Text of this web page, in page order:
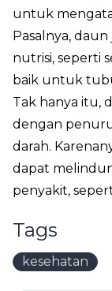
untuk
Pasalnya,
nutrisi, seperti
baik untuk
Tak hanya itu,
dengan
darah.
dapat
penyakit,
Tags
kesehatan